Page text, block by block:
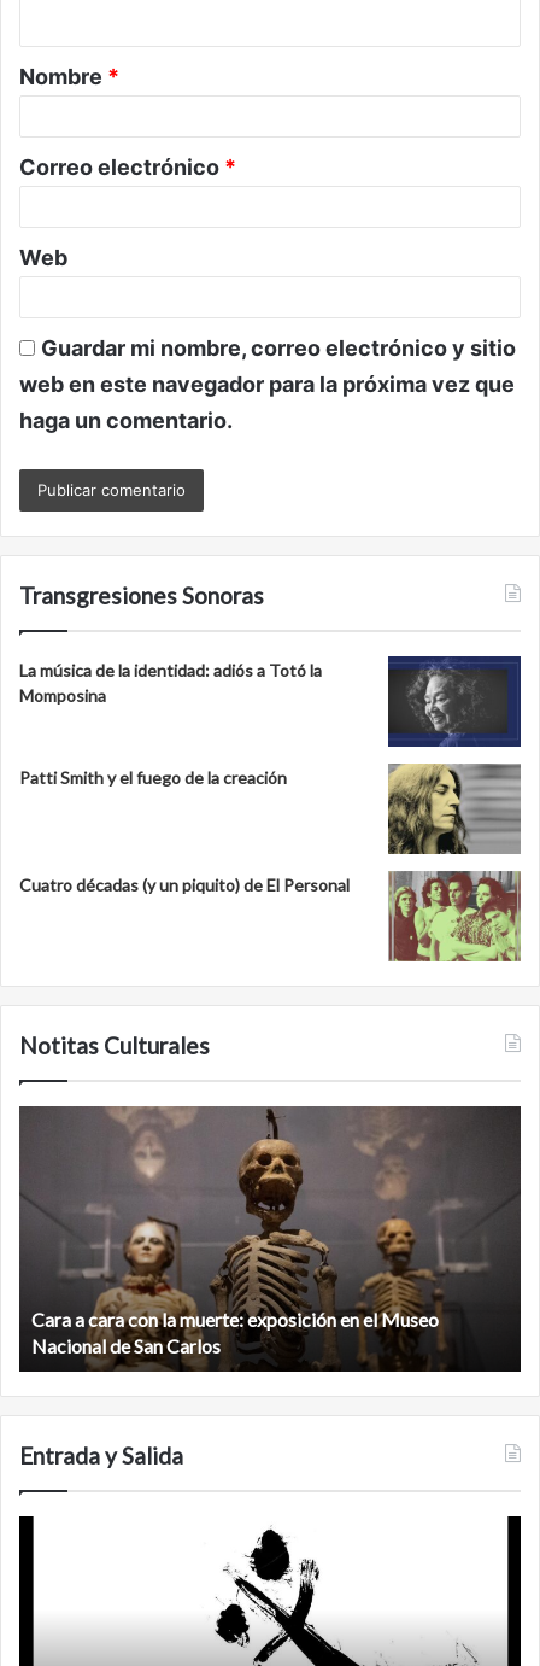
a
r
o
*
Nombre *
Correo electrónico *
Web
Guardar mi nombre, correo electrónico y sitio
web en este navegador para la próxima vez que
haga un comentario.
Transgresiones Sonoras
La música de la identidad: adiós a Totó la
Momposina
Patti Smith y el fuego de la creación
Cuatro décadas (y un piquito) de El Personal
Notitas Culturales
con
muerte:
exposición
el
Museo
Nacional
de
San
Carlos
Cara a cara con la muerte: exposición en el Museo
Nacional de San Carlos
Entrada y Salida